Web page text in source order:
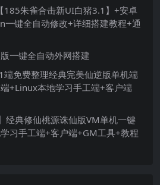
185朱雀合击新UI白猪3.1】+安卓
键全自动修改+详细搭建教程+通
一键全自动外网搭建
免费整理经典完美仙逆版单机端
+Linux本地学习手工端+客户端
经典修仙桃源诛仙版VM单机一键
习手工端+客户端+GM工具+教程